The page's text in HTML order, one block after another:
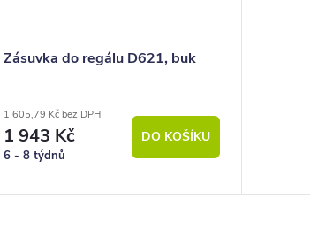
Zásuvka do regálu D621, buk
1 605,79 Kč bez DPH
1 943 Kč
6 - 8 týdnů
DO KOŠÍKU